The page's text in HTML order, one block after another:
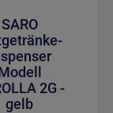
SARO
2G -
gelb